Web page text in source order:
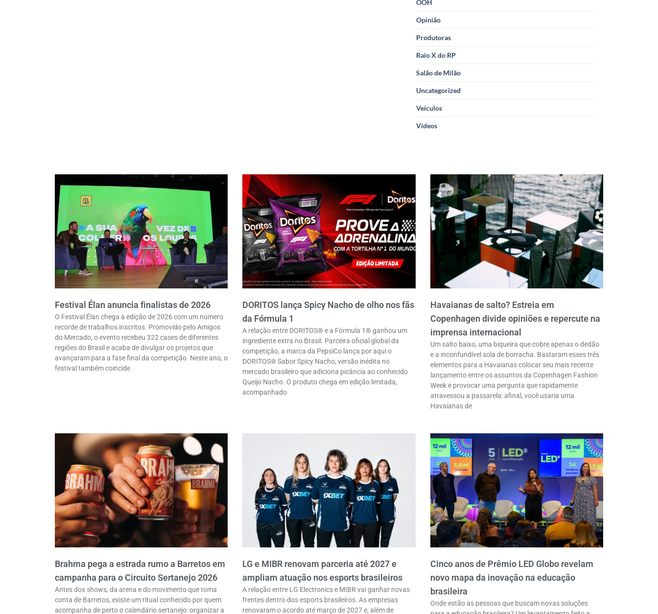
OOH
Opinião
Produtoras
Raio X do RP
Salão de Milão
Uncategorized
Veículos
Vídeos
Festival Élan anuncia finalistas de 2026
O Festival Élan chega à edição de 2026 com um número
recorde de trabalhos inscritos. Promovido pelo Amigos
do Mercado, o evento recebeu 322 cases de diferentes
regiões do Brasil e acaba de divulgar os projetos que
avançaram para a fase final da competição. Neste ano, o
festival também coincide
DORITOS lança Spicy Nacho de olho nos fãs
da Fórmula 1
A relação entre DORITOS® e a Fórmula 1® ganhou um
ingrediente extra no Brasil. Parceira oficial global da
competição, a marca da PepsiCo lança por aqui o
DORITOS® Sabor Spicy Nacho, versão inédita no
mercado brasileiro que adiciona picância ao conhecido
Queijo Nacho. O produto chega em edição limitada,
acompanhado
Havaianas de salto? Estreia em
Copenhagen divide opiniões e repercute na
imprensa internacional
Um salto baixo, uma biqueira que cobre apenas o dedão
e a inconfundível sola de borracha. Bastaram esses três
elementos para a Havaianas colocar seu mais recente
lançamento entre os assuntos da Copenhagen Fashion
Week e provocar uma pergunta que rapidamente
atravessou a passarela: afinal, você usaria uma
Havaianas de
Brahma pega a estrada rumo a Barretos em
campanha para o Circuito Sertanejo 2026
Antes dos shows, da arena e do movimento que toma
conta de Barretos, existe um ritual conhecido por quem
acompanha de perto o calendário sertanejo: organizar a
LG e MIBR renovam parceria até 2027 e
ampliam atuação nos esports brasileiros
A relação entre LG Electronics e MIBR vai ganhar novas
frentes dentro dos esports brasileiros. As empresas
renovaram o acordo até março de 2027 e, além de
Cinco anos de Prêmio LED Globo revelam
novo mapa da inovação na educação
brasileira
Onde estão as pessoas que buscam novas soluções